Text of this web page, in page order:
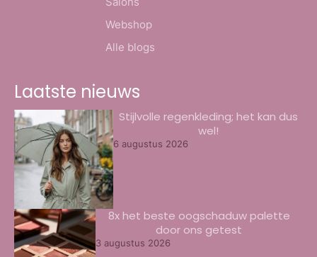
Webshop
Alle blogs
Laatste nieuws
Stijlvolle regenkleding; het kan dus
wel!
6 augustus 2026
8x het beste oogschaduw palette
door ons getest
3 augustus 2026